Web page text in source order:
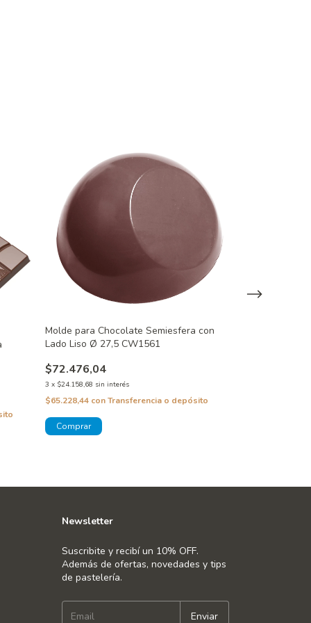
Molde para Chocolate Semiesfera con
Lado Liso Ø 27,5 CW1561
$72.476,04
3 x $24.158,68 sin interés
$65.228,44 conTransferencia o depósito
Newsletter
Suscribite y recibí un 10% OFF.
Además de ofertas, novedades y tips
de pastelería.